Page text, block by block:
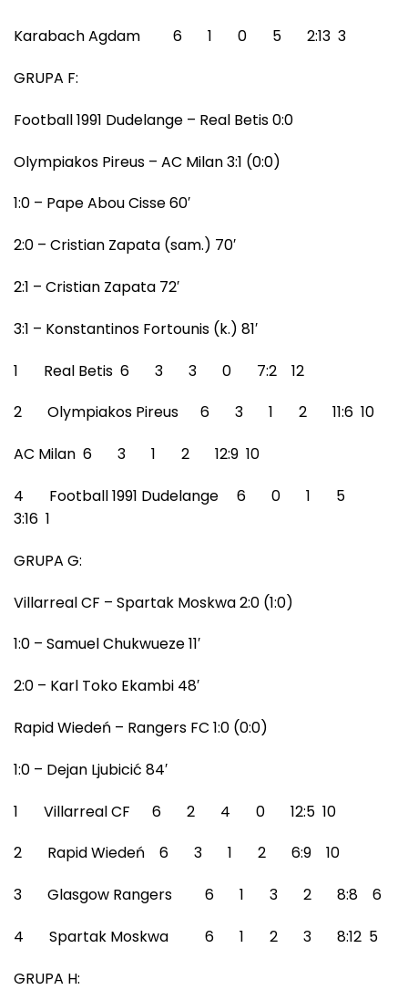
Karabach Agdam 6 1 0 5 2:13 3
GRUPA F:
Football 1991 Dudelange – Real Betis 0:0
Olympiakos Pireus – AC Milan 3:1 (0:0)
1:0 – Pape Abou Cisse 60′
2:0 – Cristian Zapata (sam.) 70′
2:1 – Cristian Zapata 72′
3:1 – Konstantinos Fortounis (k.) 81′
1 Real Betis 6 3 3 0 7:2 12
2 Olympiakos Pireus 6 3 1 2 11:6 10
AC Milan 6 3 1 2 12:9 10
4 Football 1991 Dudelange 6 0 1 5
3:16 1
GRUPA G:
Villarreal CF – Spartak Moskwa 2:0 (1:0)
1:0 – Samuel Chukwueze 11′
2:0 – Karl Toko Ekambi 48′
Rapid Wiedeń – Rangers FC 1:0 (0:0)
1:0 – Dejan Ljubicić 84′
1 Villarreal CF 6 2 4 0 12:5 10
2 Rapid Wiedeń 6 3 1 2 6:9 10
3 Glasgow Rangers 6 1 3 2 8:8 6
4 Spartak Moskwa 6 1 2 3 8:12 5
GRUPA H: